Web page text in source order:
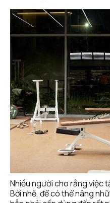
Nhiều người cho rằng việc
Bởi nhẽ, để có thể nâng